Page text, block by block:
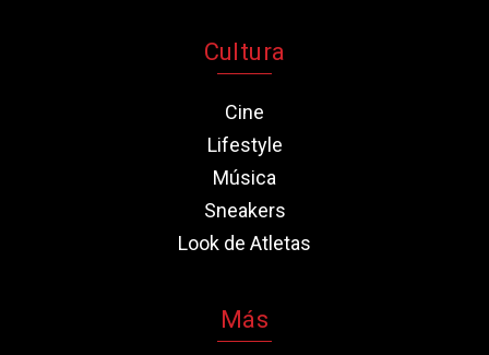
Cultura
Cine
Lifestyle
Música
Sneakers
Look de Atletas
Más